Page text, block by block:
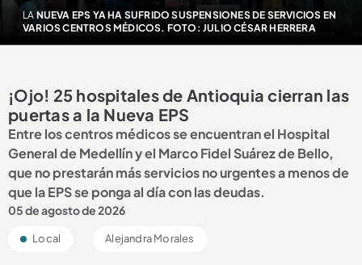
LA NUEVA EPS YA HA SUFRIDO SUSPENSIONES DE SERVICIOS EN
VARIOS CENTROS MÉDICOS. FOTO: JULIO CÉSAR HERRERA
¡Ojo! 25 hospitales de Antioquia cierran las
puertas a la Nueva EPS
Entre los centros médicos se encuentran el Hospital
General de Medellín y el Marco Fidel Suárez de Bello,
que no prestarán más servicios no urgentes a menos de
que la EPS se ponga al día con las deudas.
05 de agosto de 2026
Local Alejandra Morales